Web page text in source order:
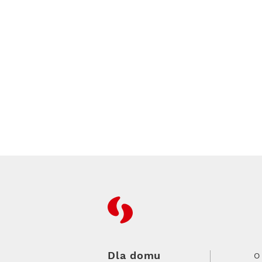
RFC
Dla domu